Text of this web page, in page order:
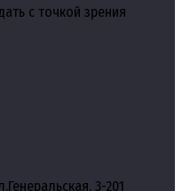
с точкой зрения
3-201